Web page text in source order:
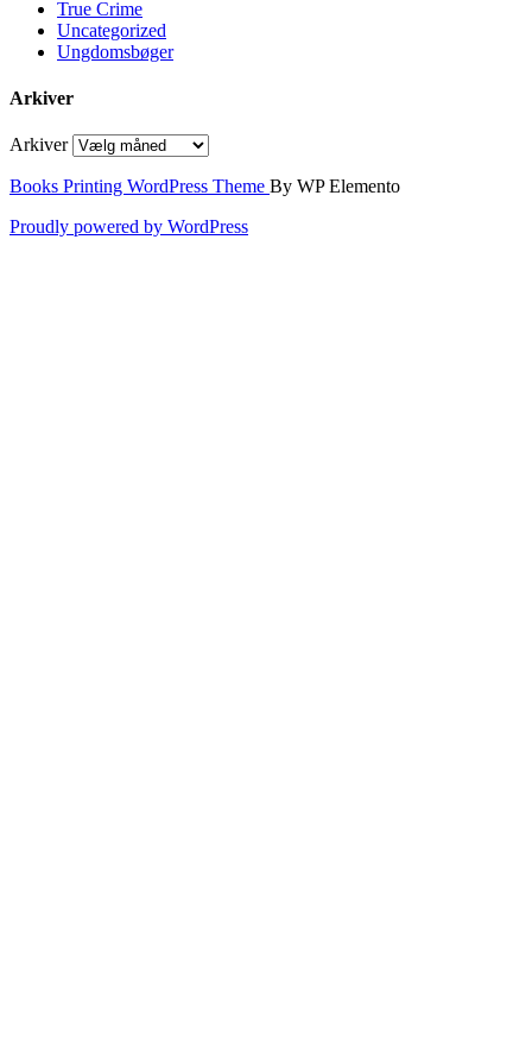
True Crime
Uncategorized
Ungdomsbøger
Arkiver
Arkiver
Books Printing WordPress Theme By WP Elemento
Proudly powered by WordPress